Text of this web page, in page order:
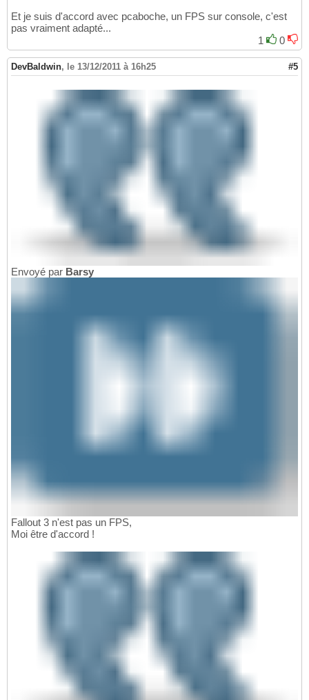
Et je suis d'accord avec pcaboche, un FPS sur console, c'est
pas vraiment adapté...
1
0
DevBaldwin, le 13/12/2011 à 16h25 #5
Envoyé par Barsy
Fallout 3 n'est pas un FPS,
Moi être d'accord !